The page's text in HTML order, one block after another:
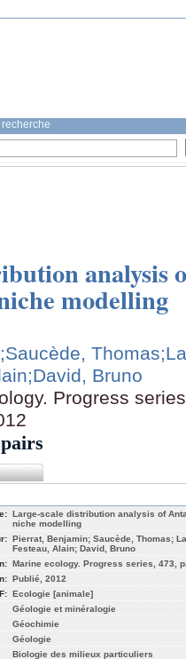
analysis
modelling
;Saucède, Thomas
;David, Bruno
Progress
Large-scale distribution analysis of
niche modelling
Pierrat, Benjamin; Saucède, Thomas;
Festeau, Alain; David, Bruno
Marine ecology. Progress series, 473,
Publié, 2012
Ecologie [animale]
Géologie et minéralogie
Géochimie
Géologie
Biologie des milieux particuliers